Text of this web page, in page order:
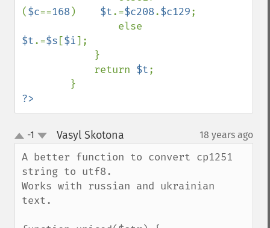
($c==168) $t.=$c208.$c129;
$t.=$s [$i];
            return
$t;
?>
up
down
-1 Vasyl Skotona 18 years ago
A better function to convert cp1251
string to utf8.
Works with russian and ukrainian
text.